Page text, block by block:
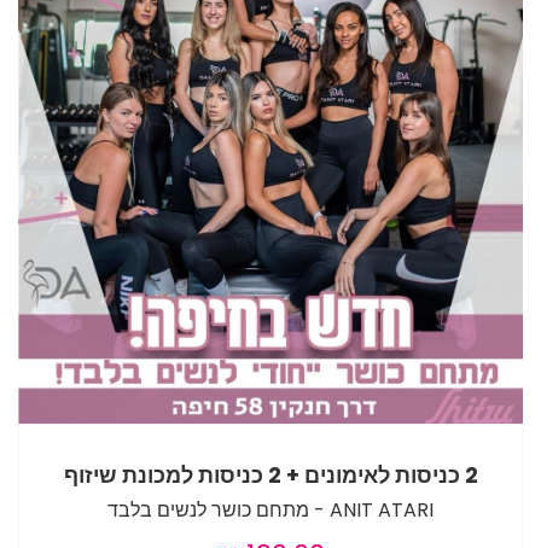
2 כניסות לאימונים + 2 כניסות למכונת שיזוף
ANIT ATARI - מתחם כושר לנשים בלבד